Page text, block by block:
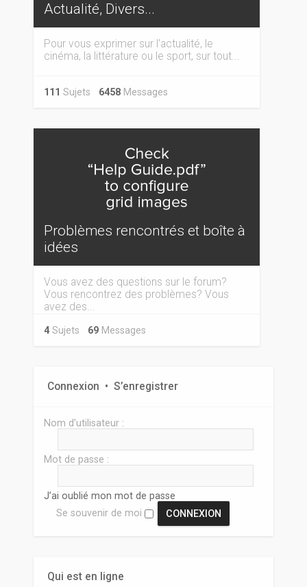
Actualité, Divers...
Pour vous exprimer sur l'actualité, le
cinéma, la littérature ou le sport, sur tout...
111 Sujets 6458Messages
Problèmes rencontrés et boîte à
idées
Vous avez des questions sur le forum?
Vous rencontrez des problèmes? Vous
avez des...
4Sujets 69Messages
Connexion • S’enregistrer
Nom d’utilisateur :
Mot de passe :
J’ai oublié mon mot de passe
Se souvenir de moi
Qui est en ligne